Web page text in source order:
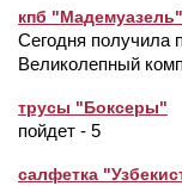
кпб "Мадемуазель"
Сегодня получила
Великолепный
трусы "Боксеры"
пойдет - 5
салфетка